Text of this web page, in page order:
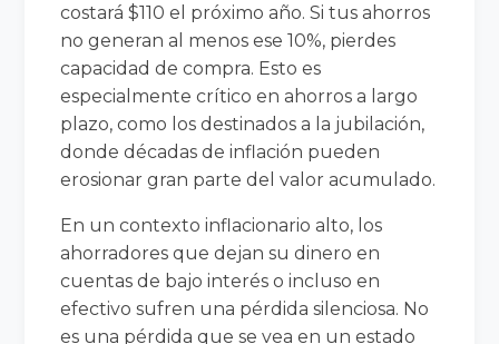
costará $110 el próximo año. Si tus ahorros
no generan al menos ese 10%, pierdes
capacidad de compra. Esto es
especialmente crítico en ahorros a largo
plazo, como los destinados a la jubilación,
donde décadas de inflación pueden
erosionar gran parte del valor acumulado.
En un contexto inflacionario alto, los
ahorradores que dejan su dinero en
cuentas de bajo interés o incluso en
efectivo sufren una pérdida silenciosa. No
es una pérdida que se vea en un estado